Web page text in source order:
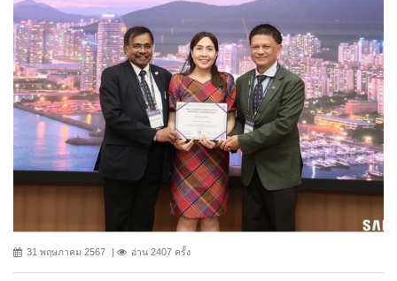
31 พฤษภาคม 2567 อ่าน 2407 ครั้ง